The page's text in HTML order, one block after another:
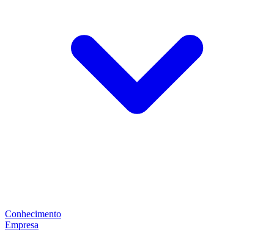
Conhecimento
Empresa